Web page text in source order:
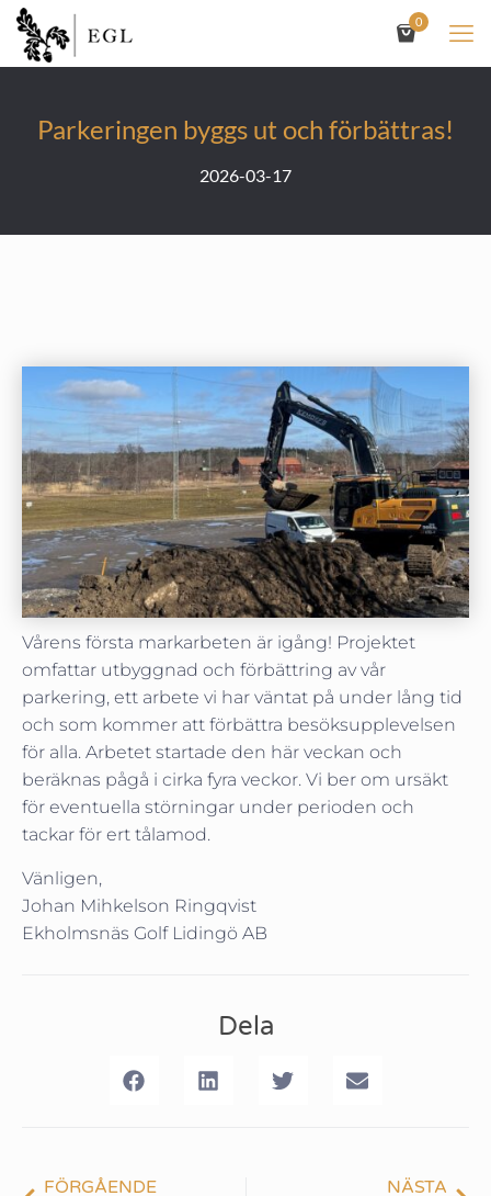
0
Parkeringen byggs ut och förbättras!
2026-03-17
Vårens första markarbeten är igång! Projektet
omfattar utbyggnad och förbättring av vår
parkering, ett arbete vi har väntat på under lång tid
och som kommer att förbättra besöksupplevelsen
för alla. Arbetet startade den här veckan och
beräknas pågå i cirka fyra veckor. Vi ber om ursäkt
för eventuella störningar under perioden och
tackar för ert tålamod.
Vänligen,
Johan Mihkelson Ringqvist
Ekholmsnäs Golf Lidingö AB
Dela
FÖRGÅENDE NÄSTA